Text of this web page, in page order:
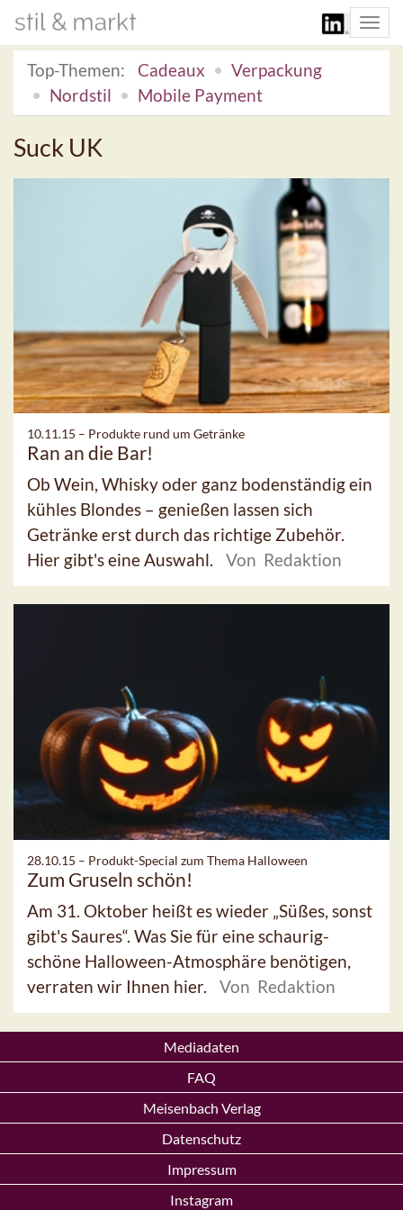
Top-Themen:
Cadeaux
Verpackung
Nordstil
Mobile Payment
Suck UK
10.11.15 – Produkte rund um Getränke
Ran an die Bar!
Ob Wein, Whisky oder ganz bodenständig ein
kühles Blondes – genießen lassen sich
Getränke erst durch das richtige Zubehör.
Hier gibt's eine Auswahl.
Von Redaktion
28.10.15 – Produkt-Special zum Thema Halloween
Zum Gruseln schön!
Am 31. Oktober heißt es wieder „Süßes, sonst
gibt's Saures“. Was Sie für eine schaurig-
schöne Halloween-Atmosphäre benötigen,
verraten wir Ihnen hier.
Von Redaktion
Mediadaten
FAQ
Meisenbach Verlag
Datenschutz
Impressum
Instagram